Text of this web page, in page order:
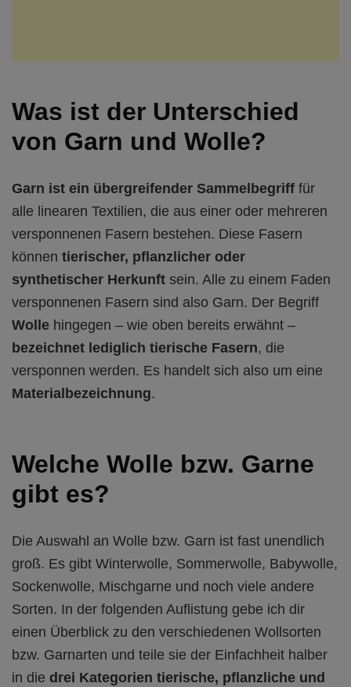
Was ist der Unterschied
von Garn und Wolle?
Garn ist ein übergreifender Sammelbegriff für
alle linearen Textilien, die aus einer oder mehreren
versponnenen Fasern bestehen. Diese Fasern
können tierischer, pflanzlicher oder
synthetischer Herkunft sein. Alle zu einem Faden
versponnenen Fasern sind also Garn. Der Begriff
Wolle hingegen – wie oben bereits erwähnt –
bezeichnet lediglich tierische Fasern, die
versponnen werden. Es handelt sich also um eine
Materialbezeichnung.
Welche Wolle bzw. Garne
gibt es?
Die Auswahl an Wolle bzw. Garn ist fast unendlich
groß. Es gibt Winterwolle, Sommerwolle, Babywolle,
Sockenwolle, Mischgarne und noch viele andere
Sorten. In der folgenden Auflistung gebe ich dir
einen Überblick zu den verschiedenen Wollsorten
bzw. Garnarten und teile sie der Einfachheit halber
in die drei Kategorien tierische, pflanzliche und